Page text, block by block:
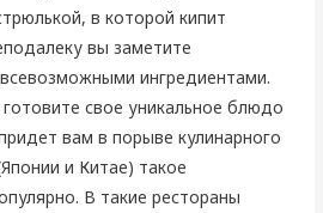
в которой кипит
вы заметите
ингредиентами.
свое уникальное блюдо
вам в порыве кулинарного
и Китае) такое
В такие рестораны